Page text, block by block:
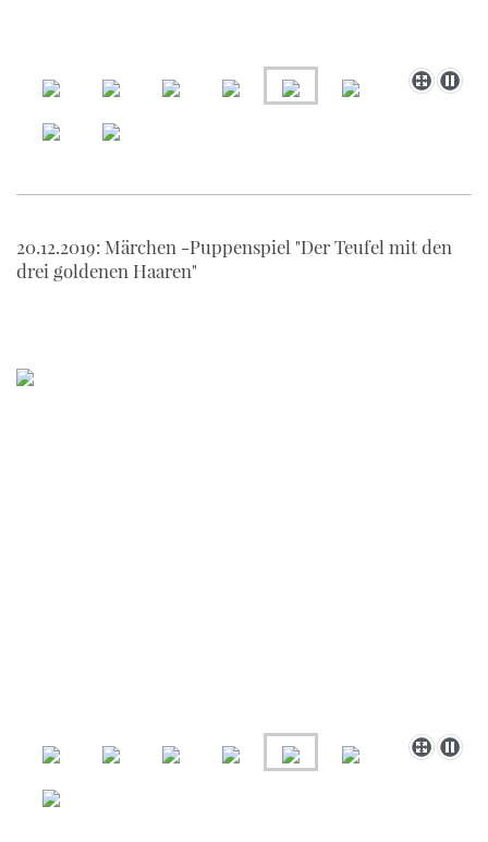
20.12.2019: Märchen -Puppenspiel "Der Teufel mit den
drei goldenen Haaren"